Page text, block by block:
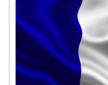
a
a
g